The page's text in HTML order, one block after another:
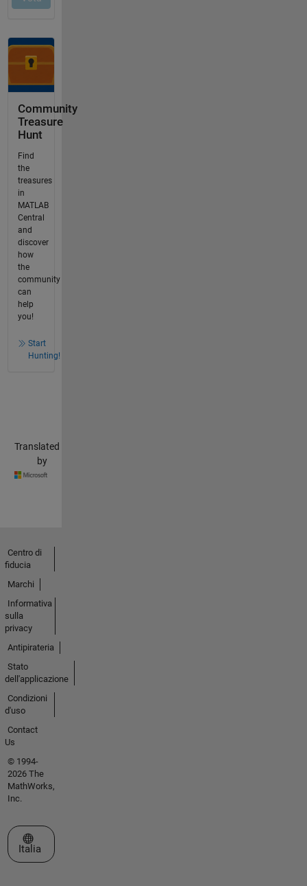
Community
Treasure
Hunt
Find
the
treasures
in
MATLAB
Central
and
discover
how
the
community
can
help
you!
Start
Hunting!
Translated
by
Centro di
fiducia
Marchi
Informativa
sulla
privacy
Antipirateria
Stato
dell'applicazione
Condizioni
d'uso
Contact
Us
© 1994-
2026 The
MathWorks,
Inc.
Seleziona un sito web
Italia